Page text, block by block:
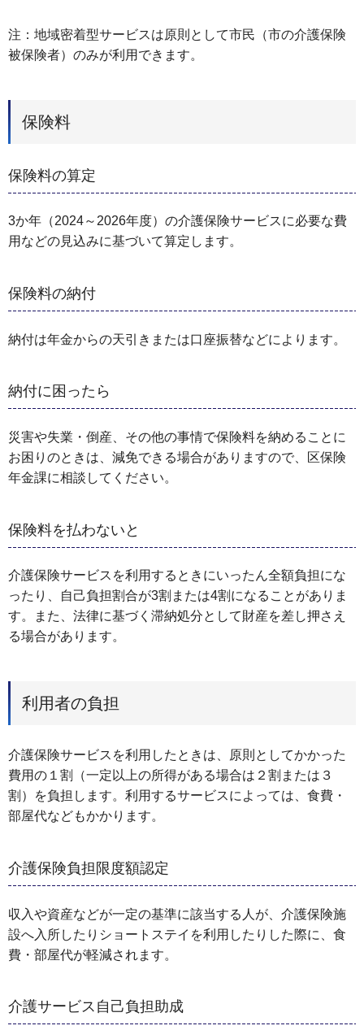
注：地域密着型サービスは原則として市民（市の介護保険
被保険者）のみが利用できます。
保険料
保険料の算定
3か年（2024～2026年度）の介護保険サービスに必要な費
用などの見込みに基づいて算定します。
保険料の納付
納付は年金からの天引きまたは口座振替などによります。
納付に困ったら
災害や失業・倒産、その他の事情で保険料を納めることに
お困りのときは、減免できる場合がありますので、区保険
年金課に相談してください。
保険料を払わないと
介護保険サービスを利用するときにいったん全額負担にな
ったり、自己負担割合が3割または4割になることがありま
す。また、法律に基づく滞納処分として財産を差し押さえ
る場合があります。
利用者の負担
介護保険サービスを利用したときは、原則としてかかった
費用の１割（一定以上の所得がある場合は２割または３
割）を負担します。利用するサービスによっては、食費・
部屋代などもかかります。
介護保険負担限度額認定
収入や資産などが一定の基準に該当する人が、介護保険施
設へ入所したりショートステイを利用したりした際に、食
費・部屋代が軽減されます。
介護サービス自己負担助成